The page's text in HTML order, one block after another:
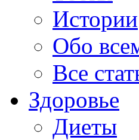
Истории
Обо
Все
Здоровье
Диеты